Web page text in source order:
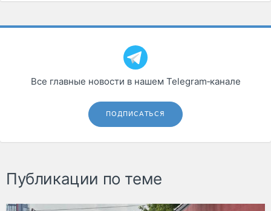
Все главные новости в нашем Telegram‑канале
ПОДПИСАТЬСЯ
Публикации по теме